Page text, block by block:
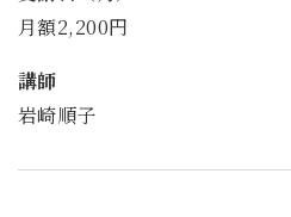
月額2,200円
講師
岩崎順子